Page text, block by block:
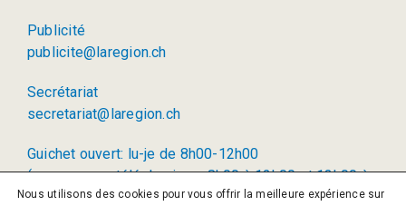
Publicité
publicite@laregion.ch
Secrétariat
secretariat@laregion.ch
Guichet ouvert: lu-je de 8h00-12h00
(permanence téléphonique: 8h00 à 12h00 et 13h00 à
17h00)
Nous utilisons des cookies pour vous offrir la meilleure expérience sur